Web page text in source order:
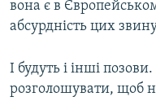
вона є в
абсурдність цих
І будуть і інші
розголошувати, щоб